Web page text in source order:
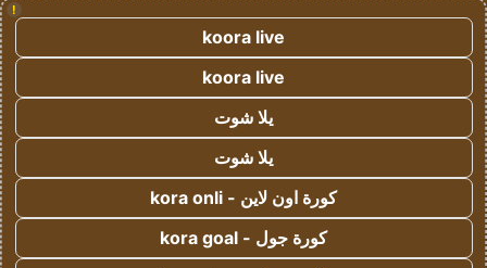
!
koora live
koora live
يلا شوت
يلا شوت
كورة اون لاين - kora onli
كورة جول - kora goal